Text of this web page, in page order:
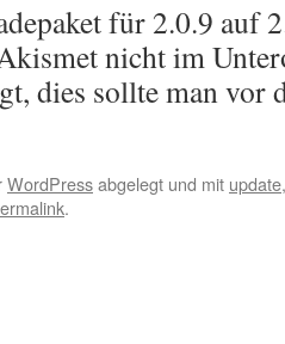
für 2.0.9 auf
nicht im
dies sollte man vor
WordPressabgelegt und mit update
.